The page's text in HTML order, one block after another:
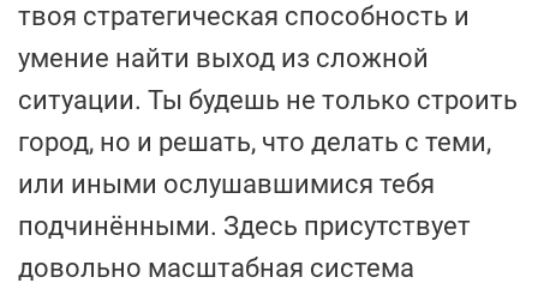
твоя стратегическая способность и
умение найти выход из сложной
ситуации. Ты будешь не только строить
город, но и решать, что делать с теми,
или иными ослушавшимися тебя
подчинёнными. Здесь присутствует
довольно масштабная система